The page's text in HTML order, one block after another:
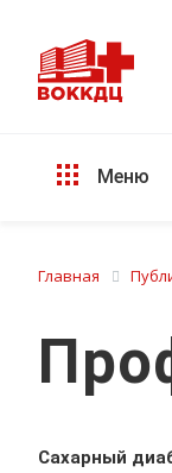
Меню
Главная
Сахарный